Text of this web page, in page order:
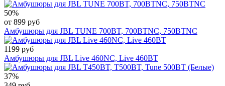
50%
от 899 руб
Амбушюры для JBL TUNE 700BT, 700BTNC, 750BTNC
1199 руб
Амбушюры для JBL Live 460NC, Live 460BT
37%